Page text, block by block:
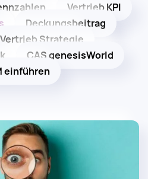
Vertrieb KPI
Deckungsbeitrag
Vertrieb Strategie
CAS genesisWorld
einführen